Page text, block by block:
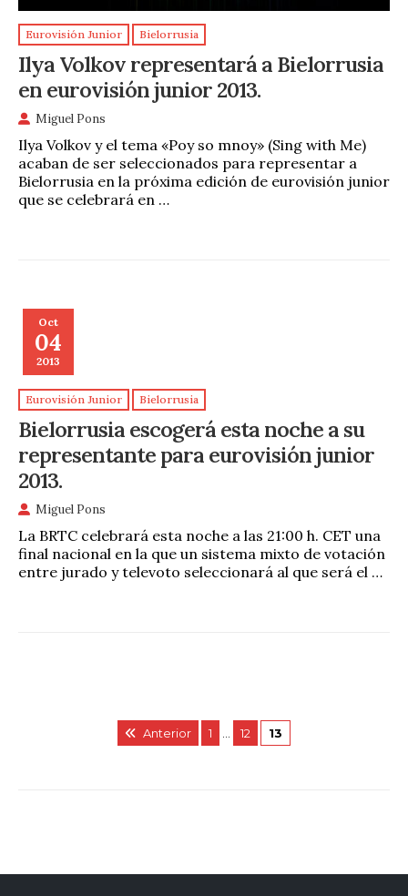
Eurovisión Junior Bielorrusia
Ilya Volkov representará a Bielorrusia
en eurovisión junior 2013.
Miguel Pons
Ilya Volkov y el tema «Poy so mnoy» (Sing with Me)
acaban de ser seleccionados para representar a
Bielorrusia en la próxima edición de eurovisión junior
que se celebrará en …
Oct
04
2013
Eurovisión Junior Bielorrusia
Bielorrusia escogerá esta noche a su
representante para eurovisión junior
2013.
Miguel Pons
La BRTC celebrará esta noche a las 21:00 h. CET una
final nacional en la que un sistema mixto de votación
entre jurado y televoto seleccionará al que será el …
Anterior 1 12 13